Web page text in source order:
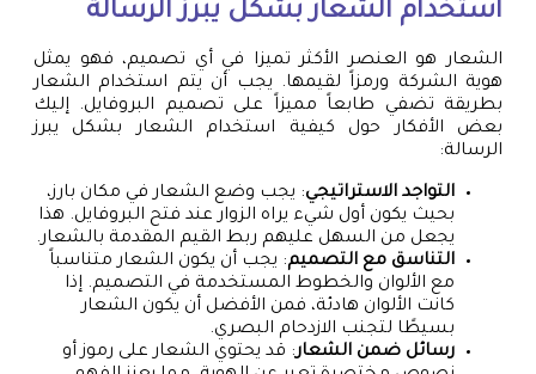
استخدام الشعار بشكل يبرز الرسالة
الشعار هو العنصر الأكثر تميزا في أي تصميم، فهو يمثل
هوية الشركة ورمزاً لقيمها. يجب أن يتم استخدام الشعار
بطريقة تضفي طابعاً مميزاً على تصميم البروفايل. إليك
بعض الأفكار حول كيفية استخدام الشعار بشكل يبرز
الرسالة:
التواجد الاستراتيجي: يجب وضع الشعار في مكان بارز،
بحيث يكون أول شيء يراه الزوار عند فتح البروفايل. هذا
يجعل من السهل عليهم ربط القيم المقدمة بالشعار.
التناسق مع التصميم: يجب أن يكون الشعار متناسباً
مع الألوان والخطوط المستخدمة في التصميم. إذا
كانت الألوان هادئة، فمن الأفضل أن يكون الشعار
بسيطًا لتجنب الازدحام البصري.
رسائل ضمن الشعار: قد يحتوي الشعار على رموز أو